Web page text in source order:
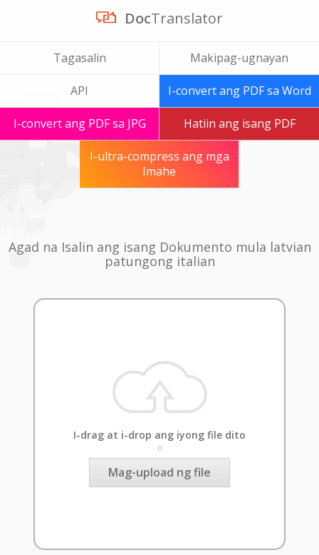
DocTranslator
Tagasalin Makipag-ugnayan
API I-convert ang PDF sa Word
I-convert ang PDF sa JPG Hatiin ang isang PDF
I-ultra-compress ang mga
Imahe
Agad na Isalin ang isang Dokumento mula latvian
patungong italian
I-drag at i-drop ang iyong file dito
o
Mag-upload ng file